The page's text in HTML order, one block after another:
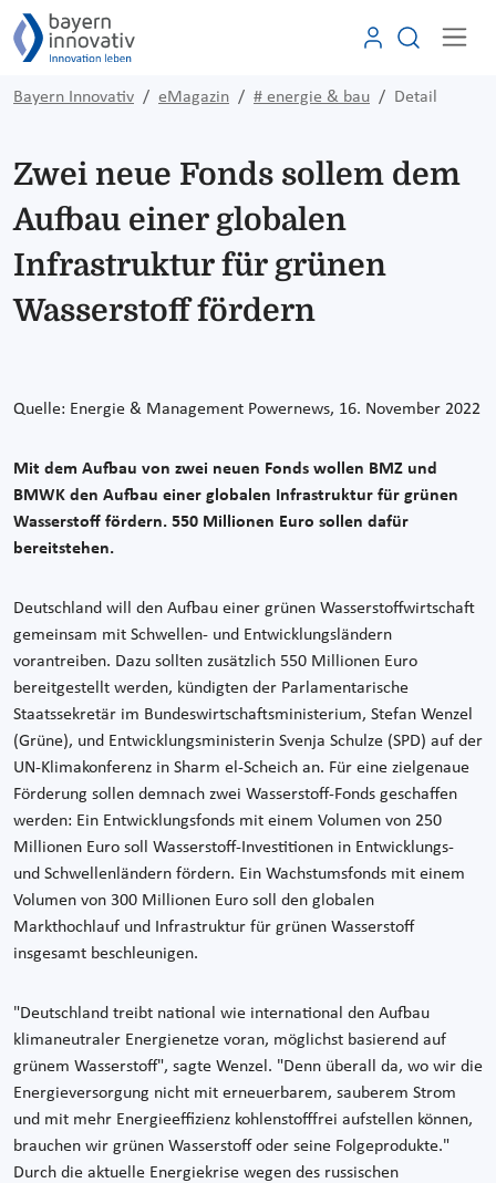
Bayern Innovativ eMagazin # energie & bau Detail
Zwei neue Fonds sollem dem
Aufbau einer globalen
Infrastruktur für grünen
Wasserstoff fördern
Quelle: Energie & Management Powernews, 16. November 2022
Mit dem Aufbau von zwei neuen Fonds wollen BMZ und
BMWK den Aufbau einer globalen Infrastruktur für grünen
Wasserstoff fördern. 550 Millionen Euro sollen dafür
bereitstehen.
Deutschland will den Aufbau einer grünen Wasserstoffwirtschaft
gemeinsam mit Schwellen- und Entwicklungsländern
vorantreiben. Dazu sollten zusätzlich 550 Millionen Euro
bereitgestellt werden, kündigten der Parlamentarische
Staatssekretär im Bundeswirtschaftsministerium, Stefan Wenzel
(Grüne), und Entwicklungsministerin Svenja Schulze (SPD) auf der
UN-Klimakonferenz in Sharm el-Scheich an. Für eine zielgenaue
Förderung sollen demnach zwei Wasserstoff-Fonds geschaffen
werden: Ein Entwicklungsfonds mit einem Volumen von 250
Millionen Euro soll Wasserstoff-Investitionen in Entwicklungs-
und Schwellenländern fördern. Ein Wachstumsfonds mit einem
Volumen von 300 Millionen Euro soll den globalen
Markthochlauf und Infrastruktur für grünen Wasserstoff
insgesamt beschleunigen.
"Deutschland treibt national wie international den Aufbau
klimaneutraler Energienetze voran, möglichst basierend auf
grünem Wasserstoff", sagte Wenzel. "Denn überall da, wo wir die
Energieversorgung nicht mit erneuerbarem, sauberem Strom
und mit mehr Energieeffizienz kohlenstofffrei aufstellen können,
brauchen wir grünen Wasserstoff oder seine Folgeprodukte."
Durch die aktuelle Energiekrise wegen des russischen